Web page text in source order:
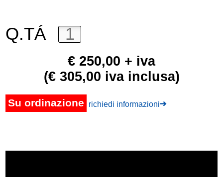
Q.TÁ
€ 250,00 + iva
(€ 305,00 iva inclusa)
Su ordinazione richiedi informazioni➔